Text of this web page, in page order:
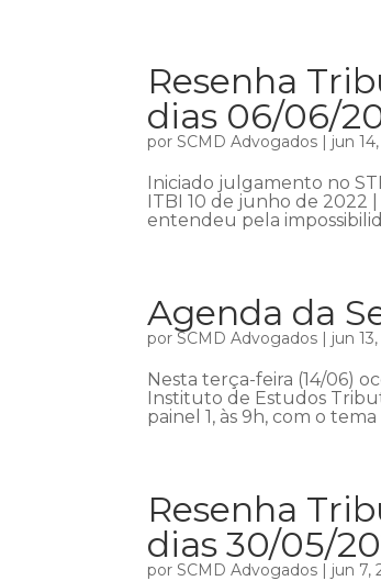
Resenha
dias 06/06/
porSCMD Advogados | jun
Iniciado julgamento no
ITBI 10 de junho de 2022 |
entendeu pela
Agenda da
porSCMD Advogados | jun
Nesta terça-feira (14/06)
Instituto de Estudos
painel 1, às 9h, com o
Resenha
dias 30/05/
porSCMD Advogados | jun 7,